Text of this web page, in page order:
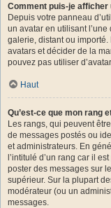
Comment puis-je afficher
Depuis votre panneau
un avatar en utilisant l’une
galerie, distant ou importé.
avatars et décider de la
pouvez pas utiliser
Haut
Qu’est-ce que mon rang
Les rangs, qui peuvent
de messages postés ou
et administrateurs. En
l’intitulé d’un rang car il
poster des messages sur
supérieur. Sur la plupart
modérateur (ou un
messages.